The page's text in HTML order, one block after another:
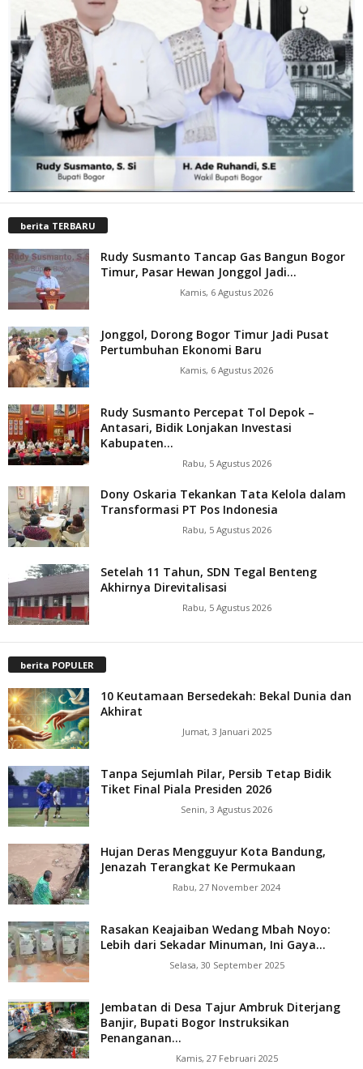
berita TERBARU
Rudy Susmanto Tancap Gas Bangun Bogor
Timur, Pasar Hewan Jonggol Jadi...
Kamis, 6 Agustus 2026
Jonggol, Dorong Bogor Timur Jadi Pusat
Pertumbuhan Ekonomi Baru
Kamis, 6 Agustus 2026
Rudy Susmanto Percepat Tol Depok –
Antasari, Bidik Lonjakan Investasi
Kabupaten...
Rabu, 5 Agustus 2026
Dony Oskaria Tekankan Tata Kelola dalam
Transformasi PT Pos Indonesia
Rabu, 5 Agustus 2026
Setelah 11 Tahun, SDN Tegal Benteng
Akhirnya Direvitalisasi
Rabu, 5 Agustus 2026
berita POPULER
10 Keutamaan Bersedekah: Bekal Dunia dan
Akhirat
Jumat, 3 Januari 2025
Tanpa Sejumlah Pilar, Persib Tetap Bidik
Tiket Final Piala Presiden 2026
Senin, 3 Agustus 2026
Hujan Deras Mengguyur Kota Bandung,
Jenazah Terangkat Ke Permukaan
Rabu, 27 November 2024
Rasakan Keajaiban Wedang Mbah Noyo:
Lebih dari Sekadar Minuman, Ini Gaya...
Selasa, 30 September 2025
Jembatan di Desa Tajur Ambruk Diterjang
Banjir, Bupati Bogor Instruksikan
Penanganan...
Kamis, 27 Februari 2025